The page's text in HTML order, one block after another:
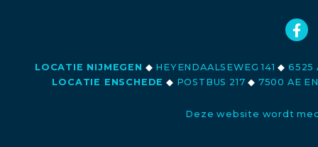
LOCATIE NIJMEGEN ◆ HEYENDAALSEWEG 141◆ 6525
LOCATIE ENSCHEDE ◆ POSTBUS 217◆ 7500 AE
Deze website wordt